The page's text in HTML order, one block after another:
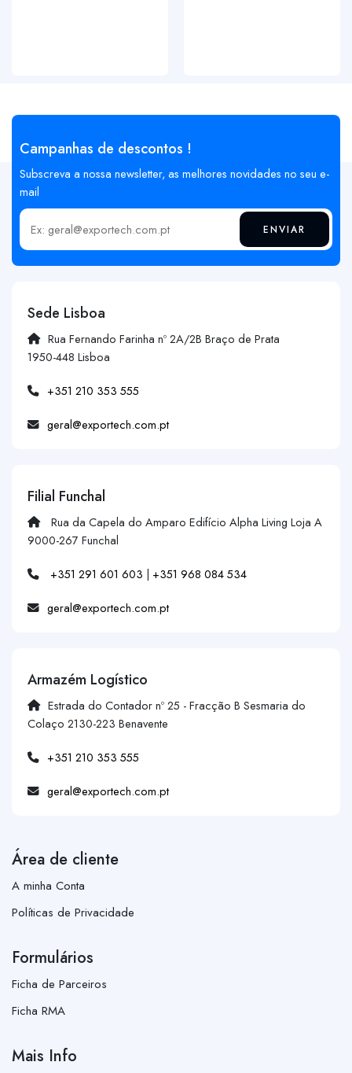
Campanhas de descontos !
Subscreva a nossa newsletter, as melhores novidades no seu e-
mail
Insira o seu email ENVIAR
Sede Lisboa
Rua Fernando Farinha nº 2A/2B Braço de Prata
1950-448 Lisboa
+351 210 353 555
geral@exportech.com.pt
Filial Funchal
Rua da Capela do Amparo Edifício Alpha Living Loja A
9000-267 Funchal
+351 291 601 603 | +351 968 084 534
geral@exportech.com.pt
Armazém Logístico
Estrada do Contador nº 25 - Fracção B Sesmaria do
Colaço 2130-223 Benavente
+351 210 353 555
geral@exportech.com.pt
Área de cliente
A minha Conta
Políticas de Privacidade
Formulários
Ficha de Parceiros
Ficha RMA
Mais Info